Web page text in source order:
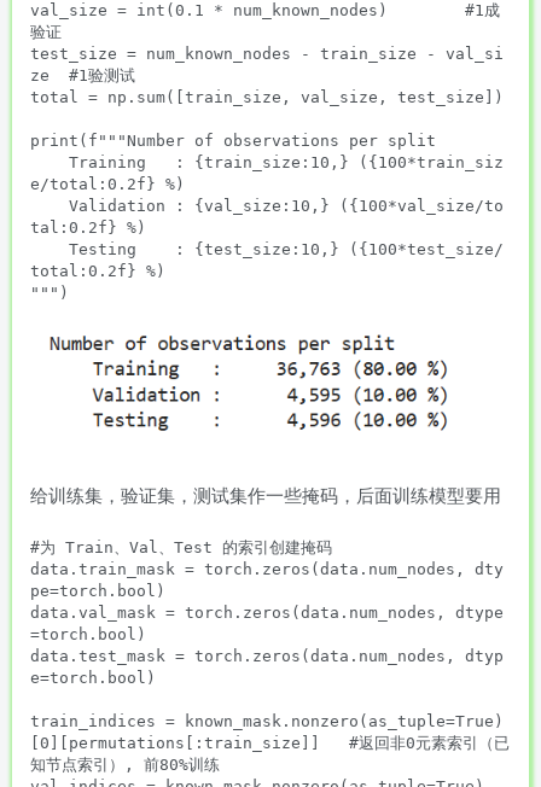
val_size = int(0.1 * num_known_nodes)        #1成
验证
test_size = num_known_nodes - train_size - val_si
ze  #1验测试
total = np.sum([train_size, val_size, test_size])
print(f"""Number of observations per split
e/total:0.2f} %)
tal:0.2f} %)
total:0.2f} %)
""")
给训练集，验证集，测试集作一些掩码，后面训练模型要用
#为 Train、Val、Test 的索引创建掩码
data.train_mask = torch.zeros(data.num_nodes, dty
pe=torch.bool)
data.val_mask = torch.zeros(data.num_nodes, dtype
=torch.bool)
data.test_mask = torch.zeros(data.num_nodes, dtyp
e=torch.bool)
train_indices = known_mask.nonzero(as_tuple=True)
[0][permutations[:train_size]]   #返回非0元素索引（已
知节点索引）, 前80%训练